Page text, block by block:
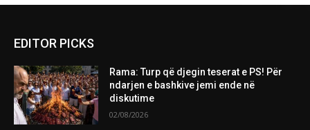
EDITOR PICKS
Rama: Turp që djegin teserat e PS! Për
ndarjen e bashkive jemi ende në
diskutime
02/08/2026